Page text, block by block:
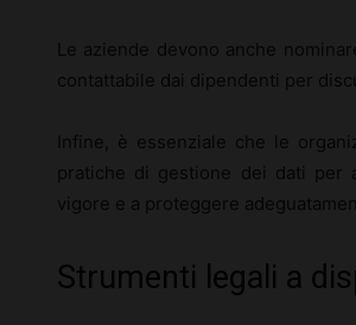
Le aziende devono anche
contattabile dai dipendenti per
Infine, è essenziale che le
pratiche di gestione dei dati per
vigore e a proteggere
Strumenti legali a